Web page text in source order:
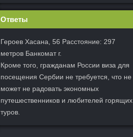
Ответы
Героев Хасана, 56 Расстояние: 297
метров Банкомат г.
Кроме того, гражданам России виза для
посещения Сербии не требуется, что не
может не радовать экономных
путешественников и любителей горящих
туров.